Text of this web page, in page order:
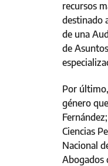
recursos
destinado
de una
de
Por
género
Ciencias
Nacional
Abogados